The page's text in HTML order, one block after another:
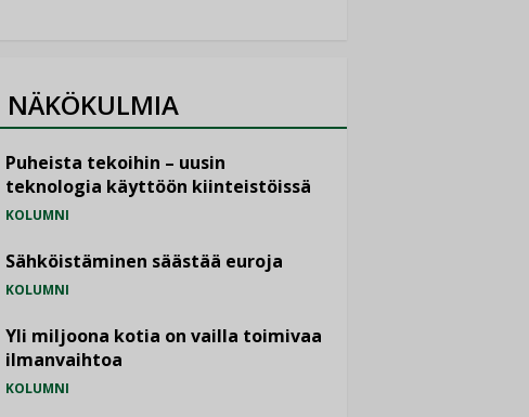
NÄKÖKULMIA
Puheista tekoihin – uusin
teknologia käyttöön kiinteistöissä
KOLUMNI
Sähköistäminen säästää euroja
KOLUMNI
Yli miljoona kotia on vailla toimivaa
ilmanvaihtoa
KOLUMNI